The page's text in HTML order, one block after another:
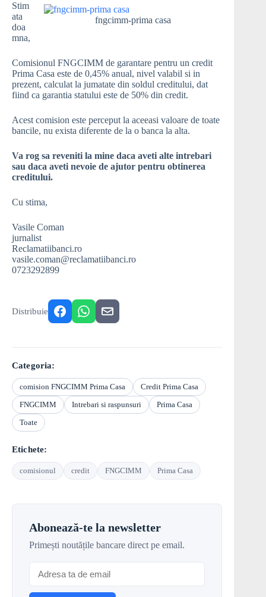
fngcimm-prima casa
Stim
ata
doa
mna,
Comisionul FNGCIMM de garantare pentru un credit
Prima Casa este de 0,45% anual, nivel valabil si in
prezent, calculat la jumatate din soldul creditului, dat
fiind ca garantia statului este de 50% din credit.
Acest comision este perceput la aceeasi valoare de toate
bancile, nu exista diferente de la o banca la alta.
Va rog sa reveniti la mine daca aveti alte intrebari
sau daca aveti nevoie de ajutor pentru obtinerea
creditului.
Cu stima,
Vasile Coman
jurnalist
Reclamatiibanci.ro
vasile.coman@reclamatiibanci.ro
0723292899
Distribuie
Categoria:
comision FNGCIMM Prima Casa
Credit Prima Casa
FNGCIMM
Intrebari si raspunsuri
Prima Casa
Toate
Etichete:
comisionul credit FNGCIMM Prima Casa
Abonează-te la newsletter
Primești noutățile bancare direct pe email.